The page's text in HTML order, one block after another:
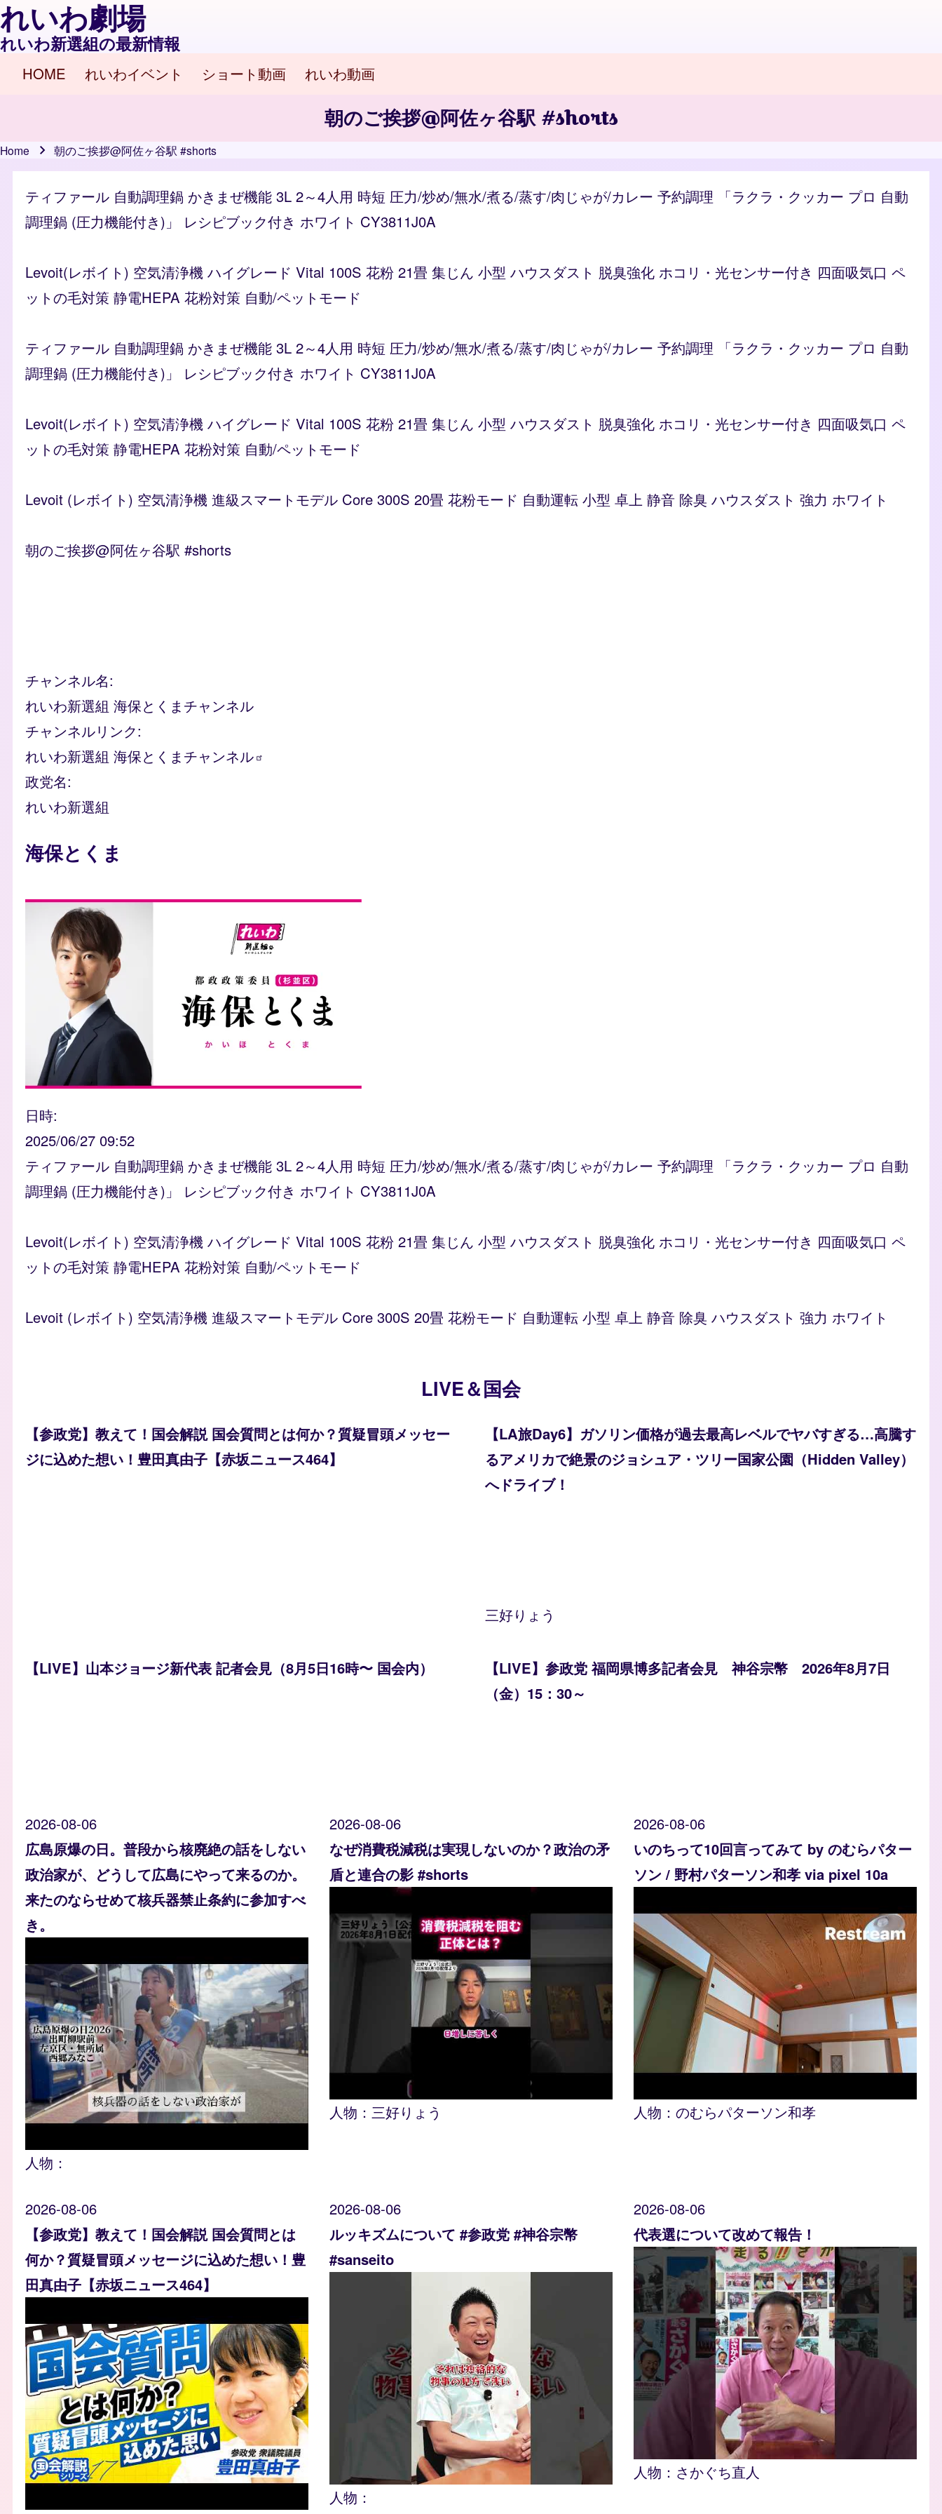
れいわ劇場
れいわ新選組の最新情報
Main navigation
HOME れいわイベント ショート動画 れいわ動画
朝のご挨拶@阿佐ヶ谷駅 #shorts
Breadcrumb
Home 朝のご挨拶@阿佐ヶ谷駅 #shorts
ティファール 自動調理鍋 かきまぜ機能 3L 2～4人用 時短 圧力/炒め/無水/煮る/蒸す/肉じゃが/カレー 予約調理 「ラクラ・クッカー プロ 自動
調理鍋 (圧力機能付き)」 レシピブック付き ホワイト CY3811J0A
Levoit(レボイト) 空気清浄機 ハイグレード Vital 100S 花粉 21畳 集じん 小型 ハウスダスト 脱臭強化 ホコリ・光センサー付き 四面吸気口 ペ
ットの毛対策 静電HEPA 花粉対策 自動/ペットモード
ティファール 自動調理鍋 かきまぜ機能 3L 2～4人用 時短 圧力/炒め/無水/煮る/蒸す/肉じゃが/カレー 予約調理 「ラクラ・クッカー プロ 自動
調理鍋 (圧力機能付き)」 レシピブック付き ホワイト CY3811J0A
Levoit(レボイト) 空気清浄機 ハイグレード Vital 100S 花粉 21畳 集じん 小型 ハウスダスト 脱臭強化 ホコリ・光センサー付き 四面吸気口 ペ
ットの毛対策 静電HEPA 花粉対策 自動/ペットモード
Levoit (レボイト) 空気清浄機 進級スマートモデル Core 300S 20畳 花粉モード 自動運転 小型 卓上 静音 除臭 ハウスダスト 強力 ホワイト
朝のご挨拶@阿佐ヶ谷駅 #shorts
チャンネル名
れいわ新選組 海保とくまチャンネル
チャンネルリンク
れいわ新選組 海保とくまチャンネル
政党名
れいわ新選組
海保とくま
日時
2025/06/27 09:52
ティファール 自動調理鍋 かきまぜ機能 3L 2～4人用 時短 圧力/炒め/無水/煮る/蒸す/肉じゃが/カレー 予約調理 「ラクラ・クッカー プロ 自動
調理鍋 (圧力機能付き)」 レシピブック付き ホワイト CY3811J0A
Levoit(レボイト) 空気清浄機 ハイグレード Vital 100S 花粉 21畳 集じん 小型 ハウスダスト 脱臭強化 ホコリ・光センサー付き 四面吸気口 ペ
ットの毛対策 静電HEPA 花粉対策 自動/ペットモード
Levoit (レボイト) 空気清浄機 進級スマートモデル Core 300S 20畳 花粉モード 自動運転 小型 卓上 静音 除臭 ハウスダスト 強力 ホワイト
LIVE＆国会
【参政党】教えて！国会解説 国会質問とは何か？質疑冒頭メッセー
ジに込めた想い！豊田真由子【赤坂ニュース464】
【LA旅Day6】ガソリン価格が過去最高レベルでヤバすぎる…高騰す
るアメリカで絶景のジョシュア・ツリー国家公園（Hidden Valley）
へドライブ！
三好りょう
【LIVE】山本ジョージ新代表 記者会見（8月5日16時〜 国会内）
【LIVE】参政党 福岡県博多記者会見 神谷宗幣 2026年8月7日
（金）15：30～
2026-08-06
広島原爆の日。普段から核廃絶の話をしない
政治家が、どうして広島にやって来るのか。
来たのならせめて核兵器禁止条約に参加すべ
き。
人物：
2026-08-06
なぜ消費税減税は実現しないのか？政治の矛
盾と連合の影 #shorts
人物： 三好りょう
2026-08-06
いのちって10回言ってみて by のむらパター
ソン / 野村パターソン和孝 via pixel 10a
人物： のむらパターソン和孝
2026-08-06
【参政党】教えて！国会解説 国会質問とは
何か？質疑冒頭メッセージに込めた想い！豊
田真由子【赤坂ニュース464】
2026-08-06
ルッキズムについて #参政党 #神谷宗幣
#sanseito
人物：
2026-08-06
代表選について改めて報告！
人物： さかぐち直人